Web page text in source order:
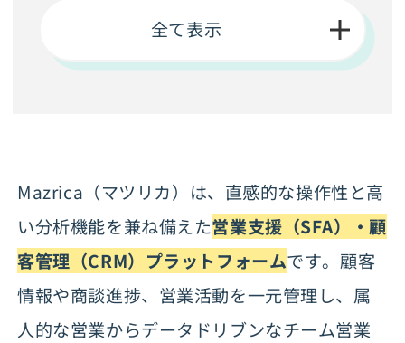
とチーム営業を強化したい企業
Mazricaの基本情報
全て表示
Mazrica（マツリカ）は、直感的な操作性と高
い分析機能を兼ね備えた営業支援（SFA）・顧
客管理（CRM）プラットフォームです。顧客
情報や商談進捗、営業活動を一元管理し、属
人的な営業からデータドリブンなチーム営業